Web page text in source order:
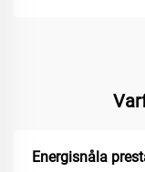
Energisnåla